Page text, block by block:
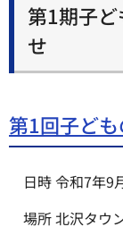
第1期子
せ
第1回子ど
日時 令和7年9
場所 北沢タウ